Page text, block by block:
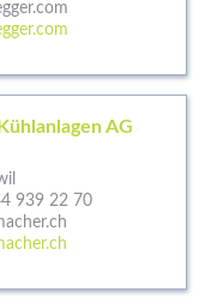
AG
939 22 70